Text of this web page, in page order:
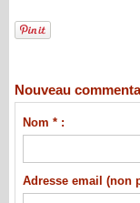
Nouveau
Nom * :
Adresse email (non